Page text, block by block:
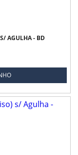
AGULHA - BD